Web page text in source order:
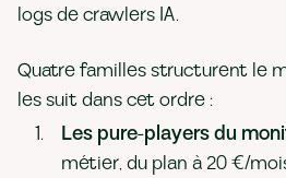
logs de crawlers IA.
Quatre familles structurent le
les suit dans cet ordre :
Les pure-players du
métier, du plan à 20 €/